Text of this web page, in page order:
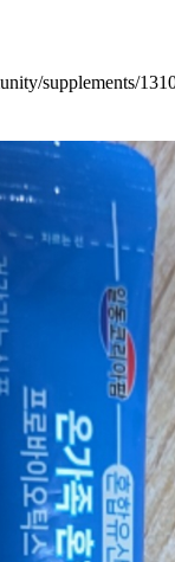
supplements/